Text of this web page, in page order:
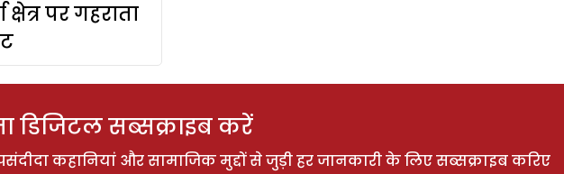
पर गहराता
डिजिटल सब्सक्राइब करें
कहानियां और सामाजिक मुद्दों से जुड़ी हर जानकारी के लिए सब्सक्राइब करिए